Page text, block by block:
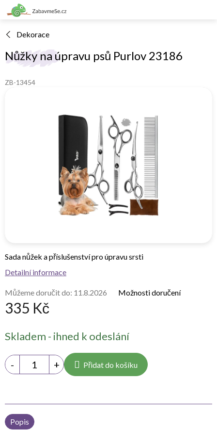
Přejít
na
Dekorace
Nůžky na úpravu psů Purlov 23186
ZB-13454
335 Kč
cena:
Skladem - ihned k odeslání
Můžeme doručit do: 11.8.2026 Možnosti doručení
Přidat do košíku
Sada nůžek a příslušenství pro úpravu srsti
Detailní informace
Popis